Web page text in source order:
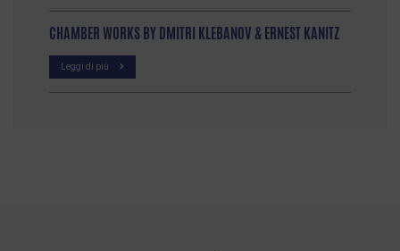
CHAMBER WORKS BY DMITRI KLEBANOV & ERNEST KANITZ
Leggi di più